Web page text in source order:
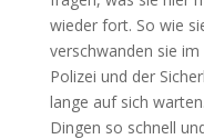
wieder fort. So wie
verschwanden sie
Polizei und der
lange auf sich
Dingen so schnell